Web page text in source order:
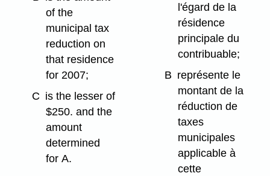
of the
municipal tax
reduction on
that residence
for 2007;
C is the lesser of
$250. and the
amount
determined
for A.
l'égard de la
résidence
principale du
contribuable;
B représente le
montant de la
réduction de
taxes
municipales
applicable à
cette